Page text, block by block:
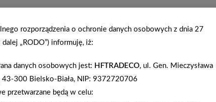
rozporządzenia o ochronie danych osobowych z dnia 27
„RODO”) informuję, iż:
danych osobowych jest: HFTRADECO, ul. Gen. Mieczysława
43-300 Bielsko-Biała, NIP: 9372720706
przetwarzane będą w celu: